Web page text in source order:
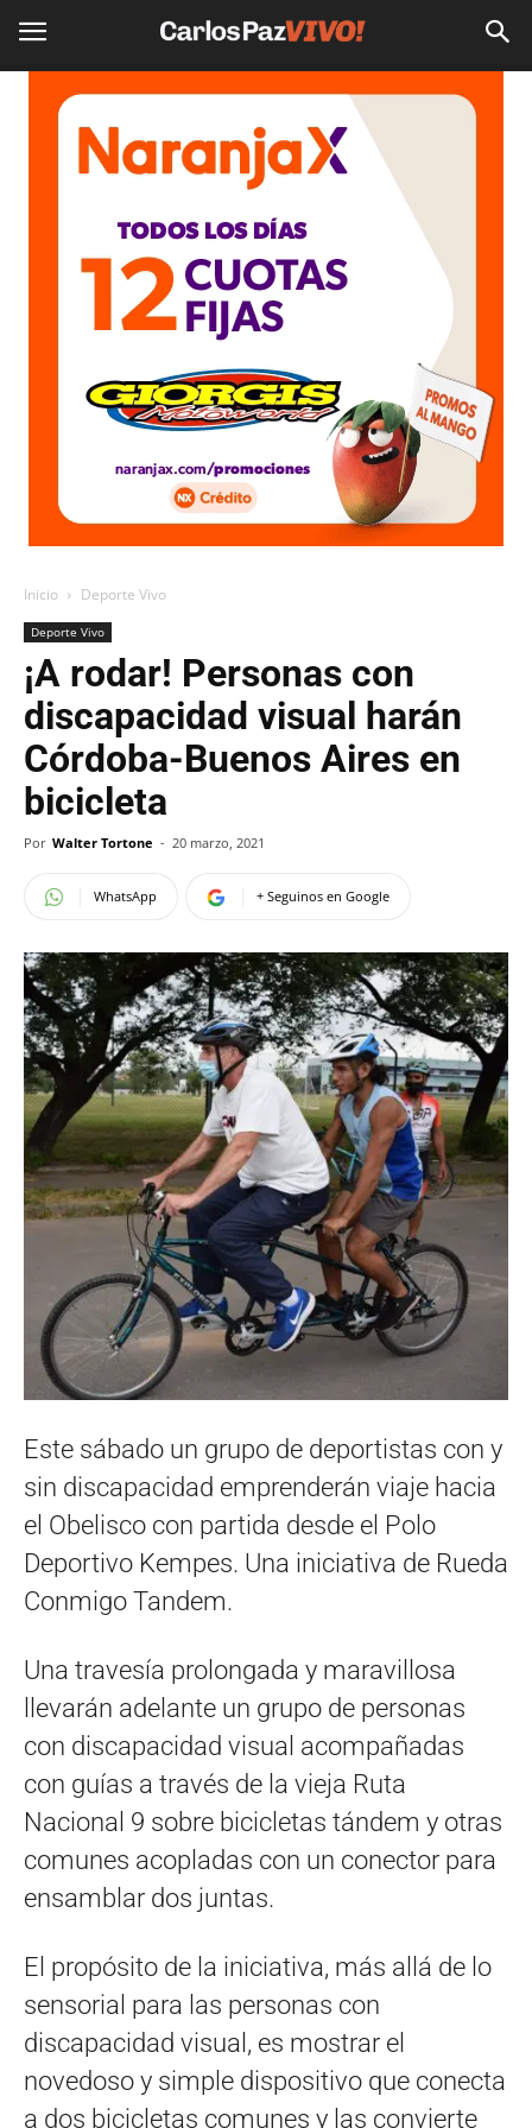
Inicio Deporte Vivo
Deporte Vivo
¡A rodar! Personas con
discapacidad visual harán
Córdoba-Buenos Aires en
bicicleta
Por Walter Tortone - 20 marzo, 2021
WhatsApp + Seguinos en Google
Este sábado un grupo de deportistas con y
sin discapacidad emprenderán viaje hacia
el Obelisco con partida desde el Polo
Deportivo Kempes. Una iniciativa de Rueda
Conmigo Tandem.
Una travesía prolongada y maravillosa
llevarán adelante un grupo de personas
con discapacidad visual acompañadas
con guías a través de la vieja Ruta
Nacional 9 sobre bicicletas tándem y otras
comunes acopladas con un conector para
ensamblar dos juntas.
El propósito de la iniciativa, más allá de lo
sensorial para las personas con
discapacidad visual, es mostrar el
novedoso y simple dispositivo que conecta
a dos bicicletas comunes y las convierte